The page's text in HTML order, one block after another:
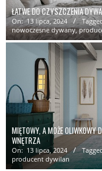
ŁATWE DO CZYSZCZENIA
On: 13 lipca, 2024
nowoczesne dywany,
MIĘTOWY, A MOŻE OLIWKOWY
WNĘTRZA
On: 13 lipca, 2024
producent dywilan